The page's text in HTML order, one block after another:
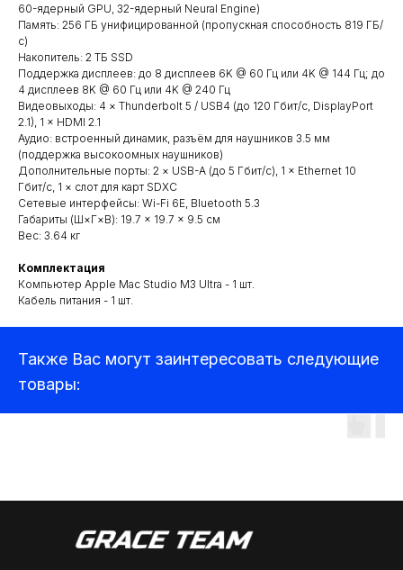
60-ядерный GPU, 32-ядерный Neural Engine)
Память: 256 ГБ унифицированной (пропускная способность 819 ГБ/
с)
Накопитель: 2 ТБ SSD
Поддержка дисплеев: до 8 дисплеев 6K @ 60 Гц или 4K @ 144 Гц; до
4 дисплеев 8K @ 60 Гц или 4K @ 240 Гц
Видеовыходы: 4 × Thunderbolt 5 / USB4 (до 120 Гбит/с, DisplayPort
2.1), 1 × HDMI 2.1
Аудио: встроенный динамик, разъём для наушников 3.5 мм
(поддержка высокоомных наушников)
Дополнительные порты: 2 × USB-A (до 5 Гбит/с), 1 × Ethernet 10
Гбит/с, 1 × слот для карт SDXC
Сетевые интерфейсы: Wi-Fi 6E, Bluetooth 5.3
Габариты (Ш×Г×В): 19.7 × 19.7 × 9.5 см
Вес: 3.64 кг
Комплектация
Компьютер Apple Mac Studio M3 Ultra - 1 шт.
Кабель питания - 1 шт.
Также Вас могут заинтересовать следующие
товары:
Квадрокоптеры
Аксессуары для квадрокоптеров
Детекторы и подавители БПЛА
Прицелы
Компьютеры и ноутбуки
Аудиотехника